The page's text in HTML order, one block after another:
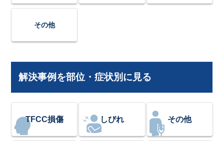
その他
解決事例を部位・症状別に見る
TFCC損傷 しびれ その他